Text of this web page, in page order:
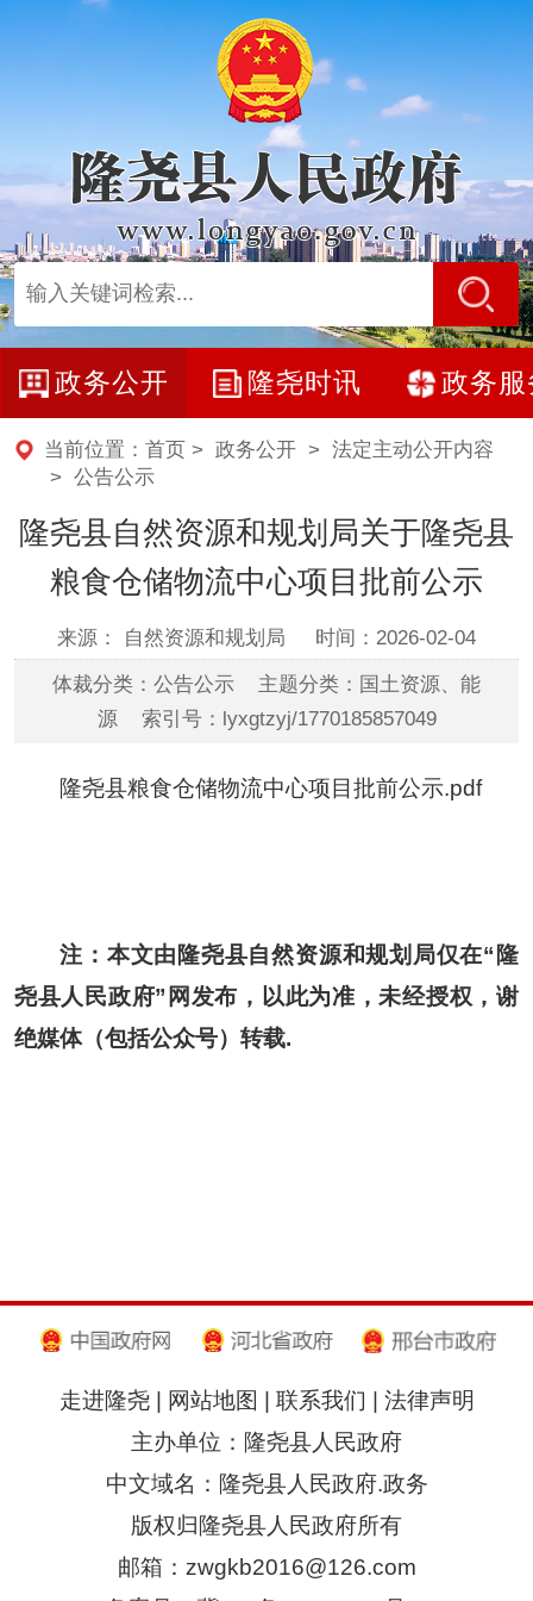
政务公开 隆尧时讯 政务服
当前位置： 首页 > 政务公开> 法定主动公开内容
> 公告公示
隆尧县自然资源和规划局关于隆尧县
粮食仓储物流中心项目批前公示
来源： 自然资源和规划局 时间：2026-02-04
体裁分类：公告公示 主题分类：国土资源、能
源 索引号：lyxgtzyj/1770185857049
隆尧县粮食仓储物流中心项目批前公示.pdf
注：本文由隆尧县自然资源和规划局仅在“隆
尧县人民政府”网发布，以此为准，未经授权，谢
绝媒体（包括公众号）转载.
走进隆尧| 网站地图 联系我们
法律声明
主办单位：隆尧县人民政府
中文域名：隆尧县人民政府.政务
版权归隆尧县人民政府所有
邮箱：zwgkb2016@126.com